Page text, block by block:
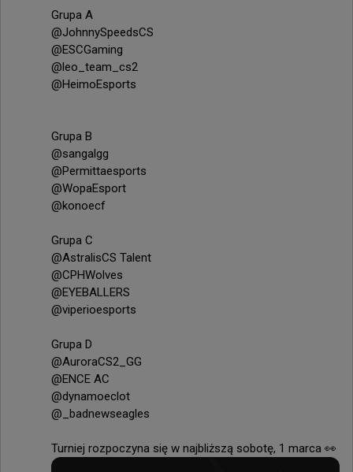
Grupa A
@JohnnySpeedsCS
@ESCGaming
@leo_team_cs2
@HeimoEsports
Grupa B
@sangalgg
@Permittaesports
@WopaEsport
@konoecf
Grupa C
@AstralisCS Talent
@CPHWolves
@EYEBALLERS
@viperioesports
Grupa D
@AuroraCS2_GG
@ENCE AC
@dynamoeclot
@_badnewseagles
Turniej rozpoczyna się w najbliższą sobotę, 1 marca 👀